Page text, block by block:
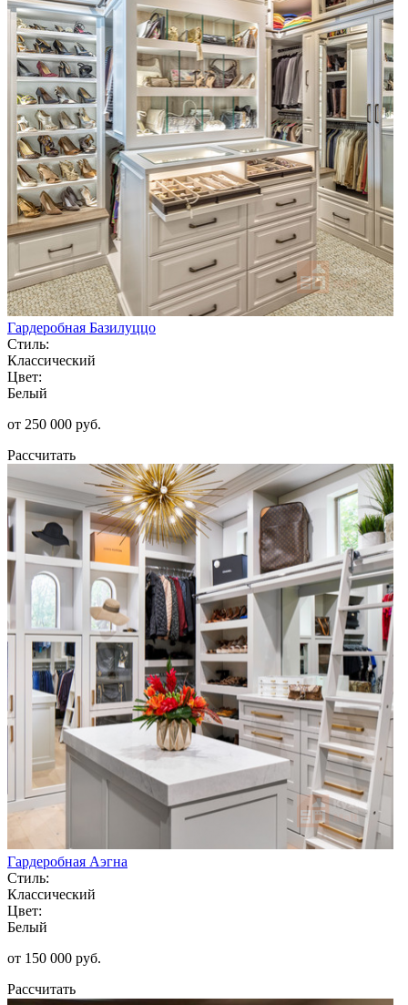
Гардеробная Базилуццо
Стиль:
Классический
Цвет:
Белый
от 250 000 руб.
Рассчитать
Гардеробная Аэгна
Стиль:
Классический
Цвет:
Белый
от 150 000 руб.
Рассчитать